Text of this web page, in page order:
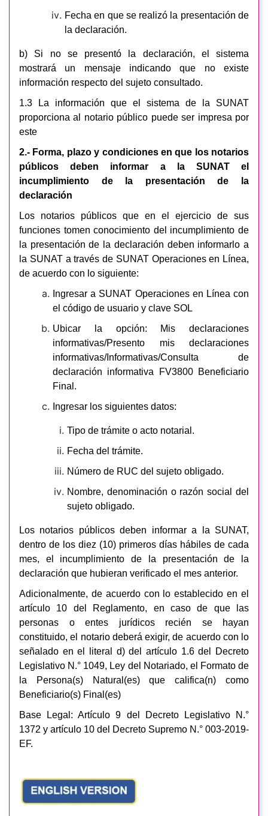
Fecha en que se realizó la presentación de
la declaración.
b) Si no se presentó la declaración, el sistema
mostrará un mensaje indicando que no existe
información respecto del sujeto consultado.
1.3 La información que el sistema de la SUNAT
proporciona al notario público puede ser impresa por
este
2.- Forma, plazo y condiciones en que los notarios
públicos deben informar a la SUNAT el
incumplimiento de la presentación de la
declaración
Los notarios públicos que en el ejercicio de sus
funciones tomen conocimiento del incumplimiento de
la presentación de la declaración deben informarlo a
la SUNAT a través de SUNAT Operaciones en Línea,
de acuerdo con lo siguiente:
Ingresar a SUNAT Operaciones en Línea con
el código de usuario y clave SOL
Ubicar la opción: Mis declaraciones
informativas/Presento mis declaraciones
informativas/Informativas/Consulta de
declaración informativa FV3800 Beneficiario
Final.
Ingresar los siguientes datos:
Tipo de trámite o acto notarial.
Fecha del trámite.
Número de RUC del sujeto obligado.
Nombre, denominación o razón social del
sujeto obligado.
Los notarios públicos deben informar a la SUNAT,
dentro de los diez (10) primeros días hábiles de cada
mes, el incumplimiento de la presentación de la
declaración que hubieran verificado el mes anterior.
Adicionalmente, de acuerdo con lo establecido en el
artículo 10 del Reglamento, en caso de que las
personas o entes jurídicos recién se hayan
constituido, el notario deberá exigir, de acuerdo con lo
señalado en el literal d) del artículo 1.6 del Decreto
Legislativo N.° 1049, Ley del Notariado, el Formato de
la Persona(s) Natural(es) que califica(n) como
Beneficiario(s) Final(es)
Base Legal: Artículo 9 del Decreto Legislativo N.°
1372 y artículo 10 del Decreto Supremo N.° 003-2019-
EF.